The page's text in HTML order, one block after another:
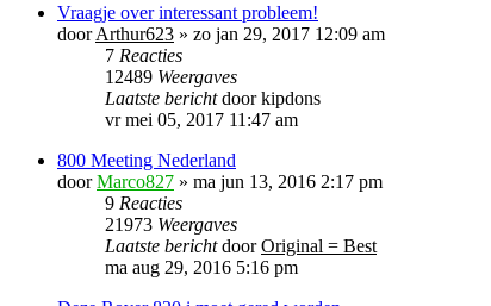
Vraagje over interessant probleem!
doorArthur623 » zo jan 29, 2017 12:09 am
7 Reacties
12489 Weergaves
Laatste berichtdoorkipdons
vr mei 05, 2017 11:47 am
800 Meeting Nederland
doorMarco827 » ma jun 13, 2016 2:17 pm
9 Reacties
21973 Weergaves
Laatste berichtdoorOriginal = Best
ma aug 29, 2016 5:16 pm